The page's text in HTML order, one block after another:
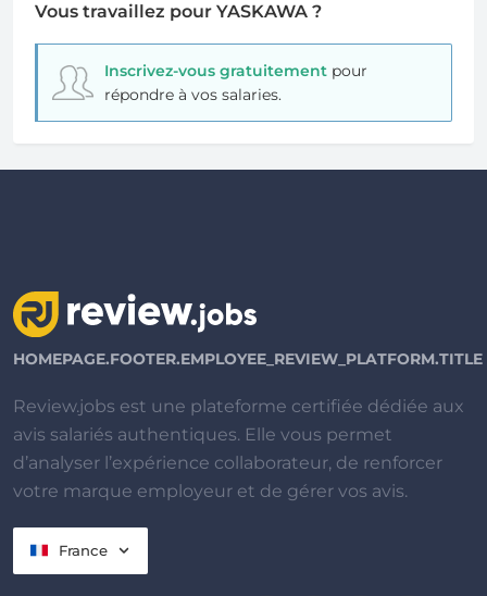
Vous travaillez pour YASKAWA ?
Inscrivez-vous gratuitementpour
répondre à vos salaries.
HOMEPAGE.FOOTER.EMPLOYEE_REVIEW_PLATFORM.TITLE
Review.jobs est une plateforme certifiée dédiée aux
avis salariés authentiques. Elle vous permet
d’analyser l’expérience collaborateur, de renforcer
votre marque employeur et de gérer vos avis.
France